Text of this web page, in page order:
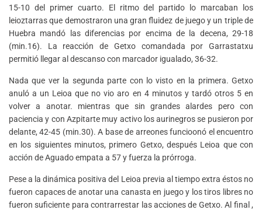
15-10 del primer cuarto. El ritmo del partido lo marcaban los
leioztarras que demostraron una gran fluidez de juego y un triple de
Huebra mandó las diferencias por encima de la decena, 29-18
(min.16). La reacción de Getxo comandada por Garrastatxu
permitió llegar al descanso con marcador igualado, 36-32.
Nada que ver la segunda parte con lo visto en la primera. Getxo
anuló a un Leioa que no vio aro en 4 minutos y tardó otros 5 en
volver a anotar. mientras que sin grandes alardes pero con
paciencia y con Azpitarte muy activo los aurinegros se pusieron por
delante, 42-45 (min.30). A base de arreones funcioonó el encuentro
en los siguientes minutos, primero Getxo, después Leioa que con
acción de Aguado empata a 57 y fuerza la prórroga.
Pese a la dinámica positiva del Leioa previa al tiempo extra éstos no
fueron capaces de anotar una canasta en juego y los tiros libres no
fueron suficiente para contrarrestar las acciones de Getxo. Al final ,